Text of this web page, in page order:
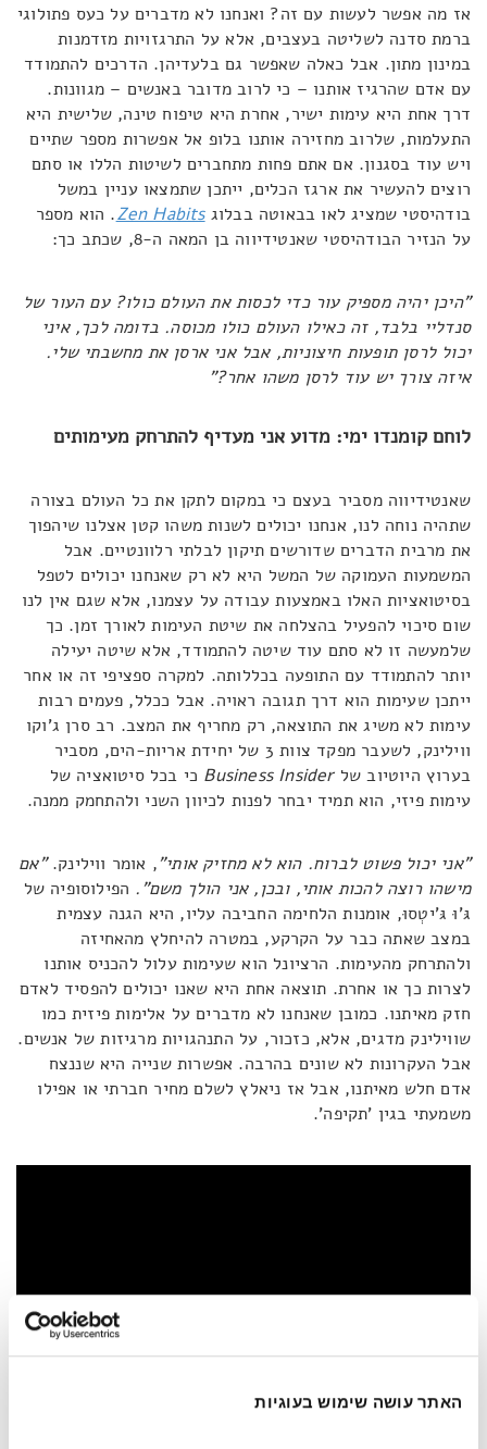
האתר עושה שימוש בעוגיות
אז מה אפשר לעשות עם זה? ואנחנו לא מדברים על כעס פתולוגי
ברמת סדנה לשליטה בעצבים, אלא על התרגזויות מזדמנות
במינון מתון. אבל כאלה שאפשר גם בלעדיהן. הדרכים להתמודד
עם אדם שהרגיז אותנו – כי לרוב מדובר באנשים – מגוונות.
דרך אחת היא עימות ישיר, אחרת היא טיפוח טינה, שלישית היא
התעלמות, שלרוב מחזירה אותנו בלופ אל אפשרות מספר שתיים
ויש עוד בסגנון. אם אתם פחות מתחברים לשיטות הללו או סתם
רוצים להעשיר את ארגז הכלים, ייתכן שתמצאו עניין במשל
בודהיסטי שמציג לאו בבאוטה בבלוגZen Habits. הוא מספר
על הנזיר הבודהיסטי שאנטידיווה בן המאה ה-8, שכתב כך:
"היכן יהיה מספיק עור כדי לכסות את העולם כולו? עם העור של
סנדליי בלבד, זה כאילו העולם כולו מכוסה. בדומה לכך, איני
יכול לרסן תופעות חיצוניות, אבל אני ארסן את מחשבתי שלי.
איזה צורך יש עוד לרסן משהו אחר?"
לוחם קומנדו ימי: מדוע אני מעדיף להתרחק מעימותים
שאנטידיווה מסביר בעצם כי במקום לתקן את כל העולם בצורה
שתהיה נוחה לנו, אנחנו יכולים לשנות משהו קטן אצלנו שיהפוך
את מרבית הדברים שדורשים תיקון לבלתי רלוונטיים. אבל
המשמעות העמוקה של המשל היא לא רק שאנחנו יכולים לטפל
בסיטואציות האלו באמצעות עבודה על עצמנו, אלא שגם אין לנו
שום סיכוי להפעיל בהצלחה את שיטת העימות לאורך זמן. כך
שלמעשה זו לא סתם עוד שיטה להתמודד, אלא שיטה יעילה
יותר להתמודד עם התופעה בכללותה. למקרה ספציפי זה או אחר
ייתכן שעימות הוא דרך תגובה ראויה. אבל ככלל, פעמים רבות
עימות לא משיג את התוצאה, רק מחריף את המצב. רב סרן ג'וקו
ווילינק, לשעבר מפקד צוות 3 של יחידת אריות-הים, מסביר
בערוץ היוטיוב שלBusiness Insider כי בכל סיטואציה של
עימות פיזי, הוא תמיד יבחר לפנות לכיוון השני ולהתחמק ממנה.
"אני יכול פשוט לברוח. הוא לא מחזיק אותי", אומר ווילינק."אם
מישהו רוצה להכות אותי, ובכן, אני הולך משם". הפילוסופיה של
גּ'וּ גּ'יטְסוּ, אומנות הלחימה החביבה עליו, היא הגנה עצמית
במצב שאתה כבר על הקרקע, במטרה להיחלץ מהאחיזה
ולהתרחק מהעימות. הרציונל הוא שעימות עלול להכניס אותנו
לצרות כך או אחרת. תוצאה אחת היא שאנו יכולים להפסיד לאדם
חזק מאיתנו. כמובן שאנחנו לא מדברים על אלימות פיזית כמו
שווילינק מדגים, אלא, כזכור, על התנהגויות מרגיזות של אנשים.
אבל העקרונות לא שונים בהרבה. אפשרות שנייה היא שננצח
אדם חלש מאיתנו, אבל אז ניאלץ לשלם מחיר חברתי או אפילו
משמעתי בגין 'תקיפה'.